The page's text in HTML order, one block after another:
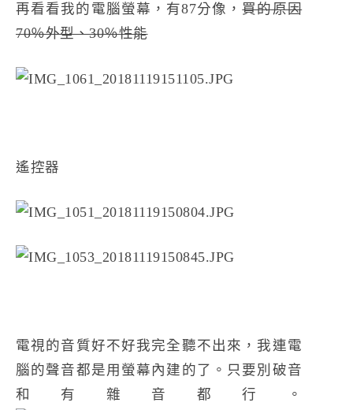
再看看我的電腦螢幕，有87分像，買的原因
70％外型、30％性能
遙控器
電視的音質好不好我完全聽不出來，我連電
腦的聲音都是用螢幕內建的了。只要別破音
和有雜音都行。